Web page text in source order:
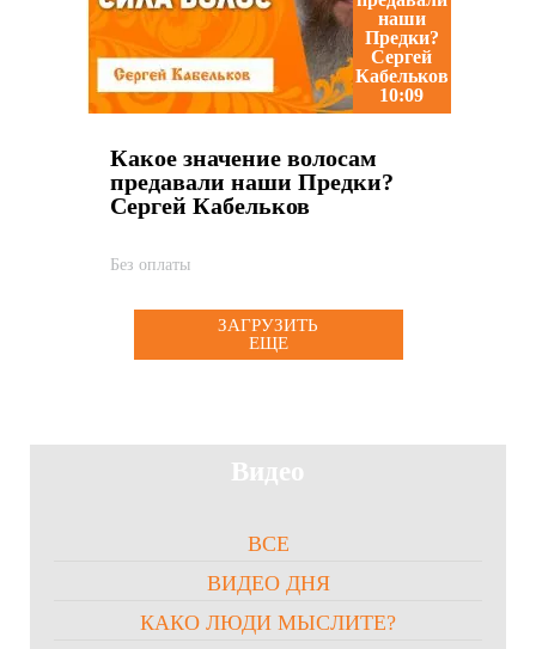
10:09
Какое значение волосам
предавали наши Предки?
Сергей Кабельков
Без оплаты
ЗАГРУЗИТЬ
ЕЩЕ
Видео
ВСЕ
ВИДЕО ДНЯ
КАКО ЛЮДИ МЫСЛИТЕ?